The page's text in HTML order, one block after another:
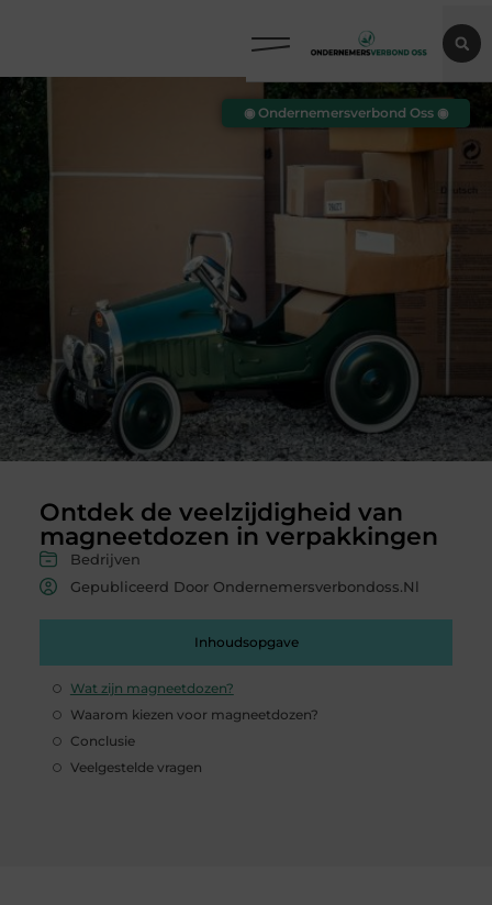
Ontdek de veelzijdigheid van
magneetdozen in verpakkingen
Bedrijven
Gepubliceerd Door Ondernemersverbondoss.nl
Inhoudsopgave
Wat zijn magneetdozen?
Waarom kiezen voor magneetdozen?
Conclusie
Veelgestelde vragen
◉ Ondernemersverbond Oss ◉